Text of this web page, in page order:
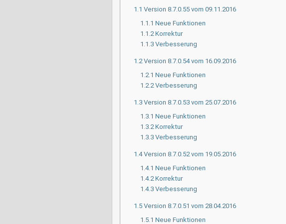
1.1 Version 8.7.0.55 vom 09.11.2016
1.1.1 Neue Funktionen
1.1.2 Korrektur
1.1.3 Verbesserung
1.2 Version 8.7.0.54 vom 16.09.2016
1.2.1 Neue Funktionen
1.2.2 Verbesserung
1.3 Version 8.7.0.53 vom 25.07.2016
1.3.1 Neue Funktionen
1.3.2 Korrektur
1.3.3 Verbesserung
1.4 Version 8.7.0.52 vom 19.05.2016
1.4.1 Neue Funktionen
1.4.2 Korrektur
1.4.3 Verbesserung
1.5 Version 8.7.0.51 vom 28.04.2016
1.5.1 Neue Funktionen